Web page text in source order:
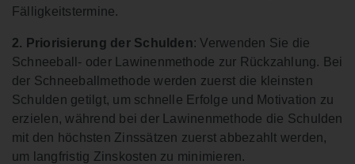
Fälligkeitstermine.
2. Priorisierung der Schulden: Verwenden Sie die
Schneeball- oder Lawinenmethode zur Rückzahlung. Bei
der Schneeballmethode werden zuerst die kleinsten
Schulden getilgt, um schnelle Erfolge und Motivation zu
erzielen, während bei der Lawinenmethode die Schulden
mit den höchsten Zinssätzen zuerst abbezahlt werden,
um langfristig Zinskosten zu minimieren.